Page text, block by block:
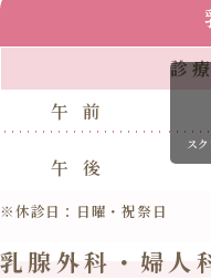
診
午前
午後
ス
※休診日：日曜・祝祭日
乳腺外科・婦人